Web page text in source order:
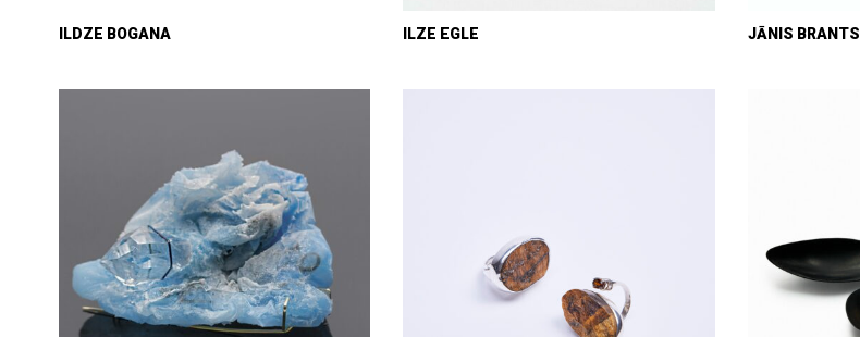
ILDZE BOGANA ILZE EGLE JĀNIS BRANTS